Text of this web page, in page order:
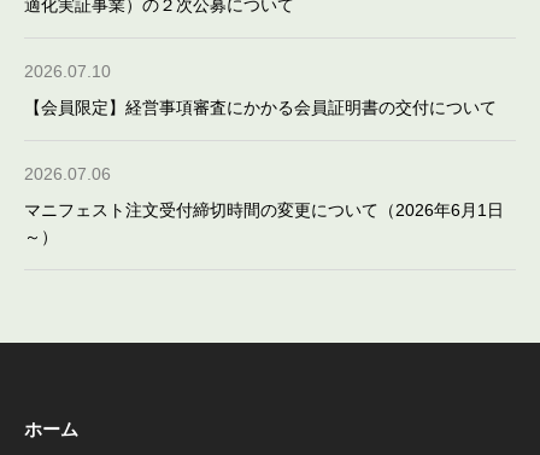
適化実証事業）の２次公募について
2026.07.10
【会員限定】経営事項審査にかかる会員証明書の交付について
2026.07.06
マニフェスト注文受付締切時間の変更について（2026年6月1日
～）
ホーム